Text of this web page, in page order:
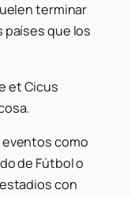
terminar
países que los
et Cicus
como
de Fútbol o
con